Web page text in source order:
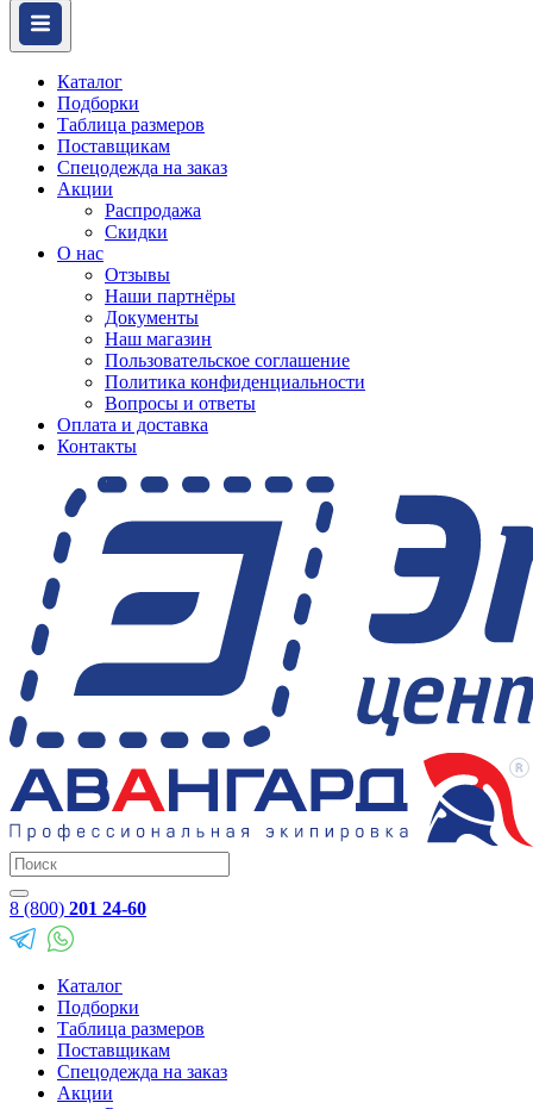
Каталог
Подборки
Таблица размеров
Поставщикам
Спецодежда на заказ
Акции
Распродажа
Скидки
О нас
Отзывы
Наши партнёры
Документы
Наш магазин
Пользовательское соглашение
Политика конфиденциальности
Вопросы и ответы
Оплата и доставка
Контакты
8 (800) 201 24-60
Каталог
Подборки
Таблица размеров
Поставщикам
Спецодежда на заказ
Акции